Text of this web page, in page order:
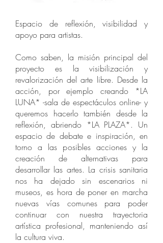
Espacio de reflexión, visibilidad y
apoyo para artistas.
Como saben, la misión principal del
proyecto es la visibilización y
revalorización del arte libre. Desde la
acción, por ejemplo creando *LA
LUNA* -sala de espectáculos online- y
queremos hacerlo también desde la
reflexión, abriendo *LA PLAZA*. Un
espacio de debate e inspiración, en
torno a las posibles acciones y la
creación de alternativas para
desarrollar las artes. La crisis sanitaria
nos ha dejado sin escenarios ni
museos, es hora de poner en marcha
nuevas vías comunes para poder
continuar con nuestra trayectoria
artística profesional, manteniendo así
la cultura viva.